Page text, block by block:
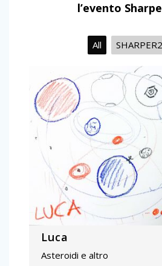
l’evento
All
Luca
Asteroidi e altro